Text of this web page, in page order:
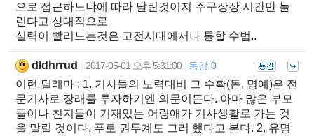
으로 접근하느냐에 따라 달린것이지 주구장장 시간만 늘
린다고 상대적으로
실력이 빨리느는것은 고전시대에서나 통할 수법..
dldhrrud 2017-05-01 오후 5:31:00 동감 0
이런 딜레마 : 1. 기사들의 노력대비 그 수확(돈, 명예)은 전
문기사로 장래를 투자하기엔 의문이든다. 아마 많은 부모
들이나 친지들이 기재있는 어링애가 기사생활로 가는 것
을 말릴 것이다. 푸로 권투계도 그러 했다고 본다. 2. 유명